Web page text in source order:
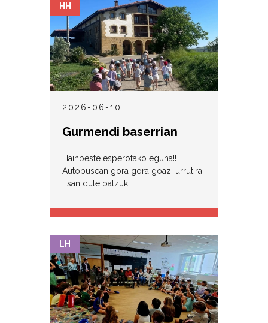
2026-06-10
HH
Gurmendi baserrian
Hainbeste esperotako eguna!!
Autobusean gora gora goaz, urrutira!
Esan dute batzuk...
LH